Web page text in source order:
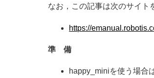
なお，この記事は次のサイト
https://
準 備
happy_miniを使う場合